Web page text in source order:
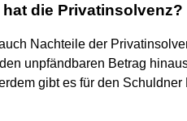
die Privatinsolvenz?
Nachteile der
unpfändbaren Betrag
gibt es für den